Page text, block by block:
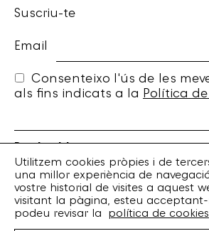
Suscriu-te
Email
Consenteixo l'ús de les
als fins indicats a la Política
Torrent de l’Olla, 203 Local 1
08012 Barcelona
+34 932 070 164
bankrobber@bankrobber.net
Utilitzem cookies pròpies i de
una millor experiència de
vostre historial de visites a aquest
visitant la pàgina, esteu acceptant-
podeu revisar la
política de cookies